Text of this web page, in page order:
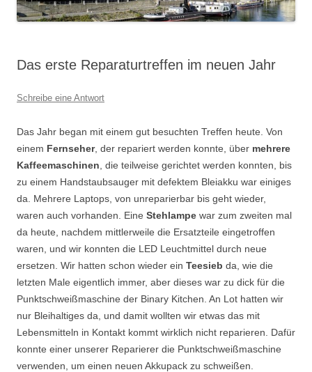
Das erste Reparaturtreffen im neuen Jahr
Schreibe eine Antwort
Das Jahr began mit einem gut besuchten Treffen heute. Von
einem Fernseher, der repariert werden konnte, über mehrere
Kaffeemaschinen , die teilweise gerichtet werden konnten, bis
zu einem Handstaubsauger mit defektem Bleiakku war einiges
da. Mehrere Laptops, von unreparierbar bis geht wieder,
waren auch vorhanden. Eine Stehlampe war zum zweiten mal
da heute, nachdem mittlerweile die Ersatzteile eingetroffen
waren, und wir konnten die LED Leuchtmittel durch neue
ersetzen. Wir hatten schon wieder ein Teesieb da, wie die
letzten Male eigentlich immer, aber dieses war zu dick für die
Punktschweißmaschine der Binary Kitchen. An Lot hatten wir
nur Bleihaltiges da, und damit wollten wir etwas das mit
Lebensmitteln in Kontakt kommt wirklich nicht reparieren. Dafür
konnte einer unserer Reparierer die Punktschweißmaschine
verwenden, um einen neuen Akkupack zu schweißen.